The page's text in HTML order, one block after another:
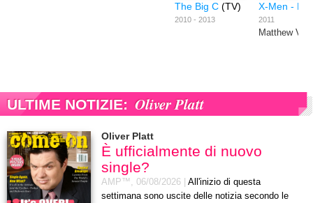
The Big C (TV)
2010 - 2013
X-Men -
2011
Matthew
ULTIME NOTIZIE: Oliver Platt
Oliver Platt
È ufficialmente di nuovo
single?
AMP™, 06/08/2026
All'inizio di questa
settimana sono uscite delle notizia secondo le